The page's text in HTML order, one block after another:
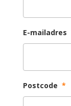
E-mailadres
Postcode *